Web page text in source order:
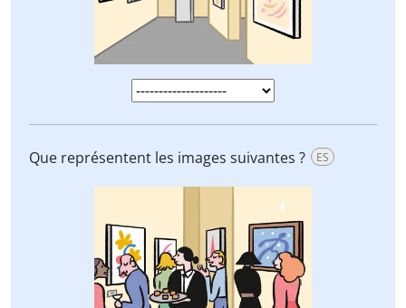
Que représentent les images suivantes ? ES